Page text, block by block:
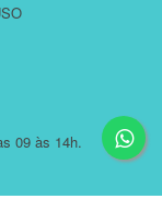
09 às 14h.